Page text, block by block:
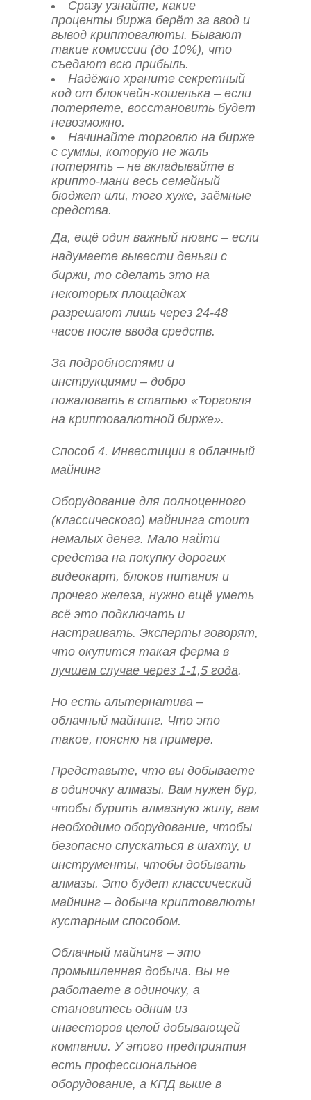
Сразу узнайте, какие
проценты биржа берёт за ввод и
вывод криптовалюты. Бывают
такие комиссии (до 10%), что
съедают всю прибыль.
Надёжно храните секретный
код от блокчейн-кошелька – если
потеряете, восстановить будет
невозможно.
Начинайте торговлю на бирже
с суммы, которую не жаль
потерять – не вкладывайте в
крипто-мани весь семейный
бюджет или, того хуже, заёмные
средства.
Да, ещё один важный нюанс – если
надумаете вывести деньги с
биржи, то сделать это на
некоторых площадках
разрешают лишь через 24-48
часов после ввода средств.
За подробностями и
инструкциями – добро
пожаловать в статью «Торговля
на криптовалютной бирже».
Способ 4. Инвестиции в облачный
майнинг
Оборудование для полноценного
(классического) майнинга стоит
немалых денег. Мало найти
средства на покупку дорогих
видеокарт, блоков питания и
прочего железа, нужно ещё уметь
всё это подключать и
настраивать. Эксперты говорят,
что окупится такая ферма в
лучшем случае через 1-1,5 года.
Но есть альтернатива –
облачный майнинг. Что это
такое, поясню на примере.
Представьте, что вы добываете
в одиночку алмазы. Вам нужен бур,
чтобы бурить алмазную жилу, вам
необходимо оборудование, чтобы
безопасно спускаться в шахту, и
инструменты, чтобы добывать
алмазы. Это будет классический
майнинг – добыча криптовалюты
кустарным способом.
Облачный майнинг – это
промышленная добыча. Вы не
работаете в одиночку, а
становитесь одним из
инвесторов целой добывающей
компании. У этого предприятия
есть профессиональное
оборудование, а КПД выше в